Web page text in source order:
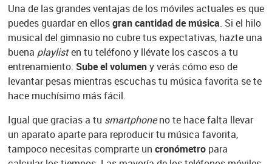
Una de las grandes ventajas de los móviles actuales es que
puedes guardar en ellosgran cantidad de música. Si el hilo
musical del gimnasio no cubre tus expectativas, hazte una
buena playlisten tu teléfono y llévate los cascos a tu
entrenamiento. Sube el volumeny verás cómo eso de
levantar pesas mientras escuchas tu música favorita se te
hace muchísimo más fácil.
Igual que gracias a tu smartphoneno te hace falta llevar
un aparato aparte para reproducir tu música favorita,
tampoco necesitas comprarte un cronómetropara